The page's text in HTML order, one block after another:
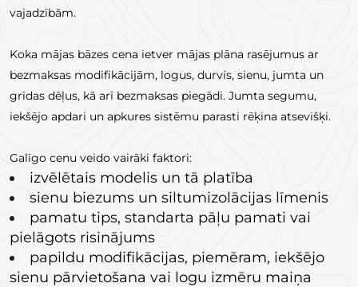
vajadzībām.
Koka mājas bāzes cena ietver mājas plāna rasējumus ar
bezmaksas modifikācijām, logus, durvis, sienu, jumta un
grīdas dēļus, kā arī bezmaksas piegādi. Jumta segumu,
iekšējo apdari un apkures sistēmu parasti rēķina atsevišķi.
Galīgo cenu veido vairāki faktori:
izvēlētais modelis un tā platība
sienu biezums un siltumizolācijas līmenis
pamatu tips, standarta pāļu pamati vai
pielāgots risinājums
papildu modifikācijas, piemēram, iekšējo
sienu pārvietošana vai logu izmēru maiņa